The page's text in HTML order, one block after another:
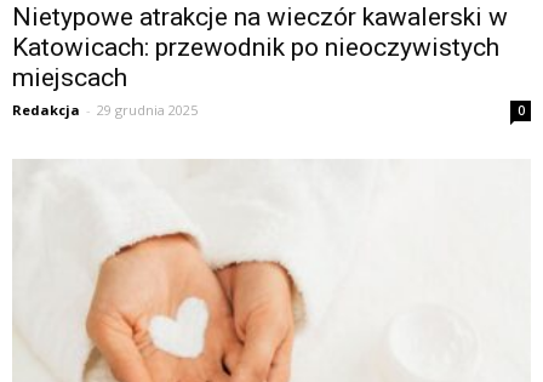
Nietypowe atrakcje na wieczór kawalerski w
Katowicach: przewodnik po nieoczywistych
miejscach
Redakcja - 29 grudnia 2025 0